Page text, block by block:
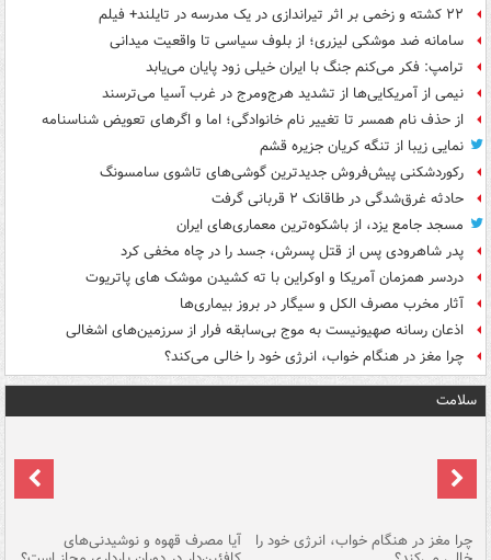
۲۲ کشته و زخمی بر اثر تیراندازی در یک مدرسه در تایلند+ فیلم
سامانه ضد موشکی لیزری؛ از بلوف سیاسی تا واقعیت میدانی
ترامپ: فکر می‌کنم جنگ با ایران خیلی زود پایان می‌یابد
نیمی از آمریکایی‌ها از تشدید هرج‌ومرج در غرب آسیا می‌ترسند
از حذف نام همسر تا تغییر نام خانوادگی؛ اما و اگرهای تعویض شناسنامه
نمایی زیبا از تنگه کریان جزیره قشم
رکوردشکنی پیش‌فروش جدیدترین گوشی‌های تاشوی سامسونگ
حادثه غرق‌شدگی در طاقانک ۲ قربانی گرفت
مسجد جامع یزد، از باشکوه‌ترین معماری‌های ایران
پدر شاهرودی پس از قتل پسرش، جسد را در چاه مخفی کرد
دردسر همزمان آمریکا و اوکراین با ته کشیدن موشک های پاتریوت
آثار مخرب مصرف الکل و سیگار در بروز بیماری‌ها
اذعان رسانه صهیونیست به موج بی‌سابقه فرار از سرزمین‌های اشغالی
چرا مغز در هنگام خواب، انرژی خود را خالی می‌کند؟
سلامت
چرا مغز در هنگام خواب، انرژی خود را آیا مصرف قهوه و نوشیدنی‌های